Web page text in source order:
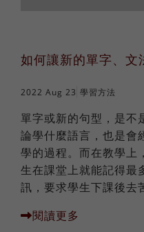
如何讓新的單字、文
2022 Aug 23 學習方法
單字或新的句型，是不
論學什麼語言，也是會
學的過程。而在教學上
生在課堂上就能記得最
訊，要求學生下課後去
閱讀更多